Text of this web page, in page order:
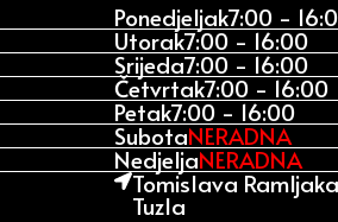
Ponedjeljak7:00 -
Utorak7:00 - 16:00
Srijeda7:00 - 16:00
Četvrtak7:00 - 16:00
Petak7:00 - 16:00
SubotaNERADNA
NedjeljaNERADNA
Tomislava
Tuzla